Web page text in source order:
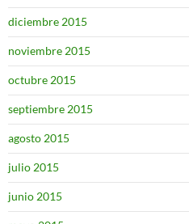
diciembre 2015
noviembre 2015
octubre 2015
septiembre 2015
agosto 2015
julio 2015
junio 2015